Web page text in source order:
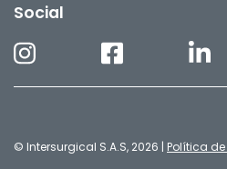
Social
© Intersurgical S.A.S, 2026 | Política